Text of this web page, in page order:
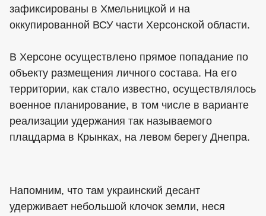
зафиксированы в Хмельницкой и на
оккупированной ВСУ части Херсонской области.
В Херсоне осуществлено прямое попадание по
объекту размещения личного состава. На его
территории, как стало известно, осуществлялось
военное планирование, в том числе в варианте
реализации удержания так называемого
плацдарма в Крынках, на левом берегу Днепра.
Напомним, что там украинский десант
удерживает небольшой клочок земли, неся